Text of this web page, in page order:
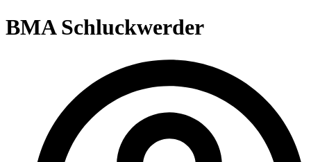
BMA Schluckwerder